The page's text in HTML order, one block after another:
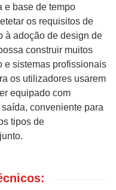
e base de tempo
os requisitos de
à adoção de design de
construir muitos
e sistemas profissionais
os utilizadores usarem
equipado com
conveniente para
tipos de